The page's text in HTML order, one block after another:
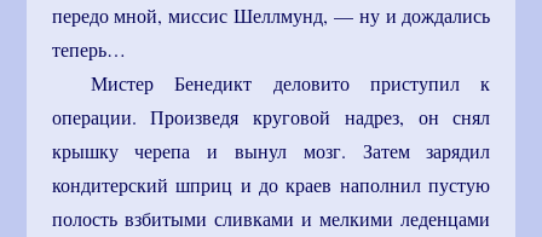
передо мной, миссис Шеллмунд, — ну и дождались
теперь…
Мистер Бенедикт деловито приступил к
операции. Произведя круговой надрез, он снял
крышку черепа и вынул мозг. Затем зарядил
кондитерский шприц и до краев наполнил пустую
полость взбитыми сливками и мелкими леденцами